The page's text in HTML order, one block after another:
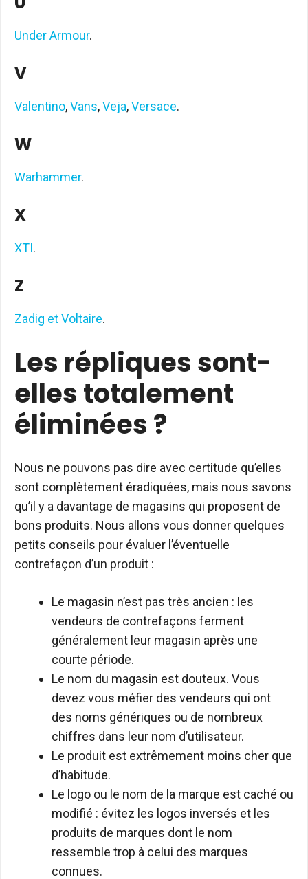
Under Armour.
V
Valentino,Vans,Veja,Versace.
W
Warhammer.
X
XTI.
Z
Zadig et Voltaire.
Les répliques sont-
elles totalement
éliminées ?
Nous ne pouvons pas dire avec certitude qu’elles
sont complètement éradiquées, mais nous savons
qu’il y a davantage de magasins qui proposent de
bons produits. Nous allons vous donner quelques
petits conseils pour évaluer l’éventuelle
contrefaçon d’un produit :
Le magasin n’est pas très ancien : les
vendeurs de contrefaçons ferment
généralement leur magasin après une
courte période.
Le nom du magasin est douteux. Vous
devez vous méfier des vendeurs qui ont
des noms génériques ou de nombreux
chiffres dans leur nom d’utilisateur.
Le produit est extrêmement moins cher que
d’habitude.
Le logo ou le nom de la marque est caché ou
modifié : évitez les logos inversés et les
produits de marques dont le nom
ressemble trop à celui des marques
connues.